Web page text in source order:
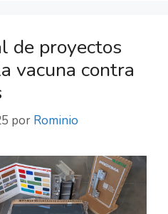
de proyectos
vacuna contra
por Rominio